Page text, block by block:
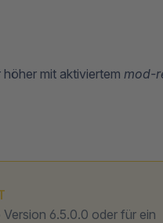
mit aktiviertem mod-
Version 6.5.0.0 oder für ein